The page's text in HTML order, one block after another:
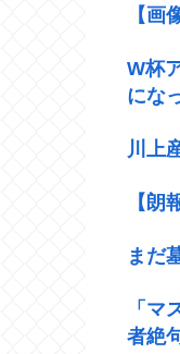
【画
W杯
にな
川上
【
まだ
「
者絶